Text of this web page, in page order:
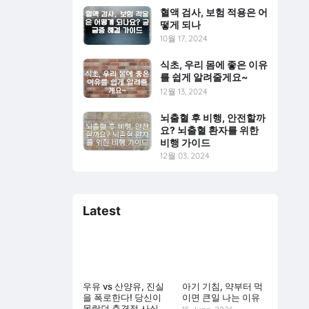
혈액 검사, 보험 적용은 어
떻게 되나
10월 17, 2024
식초, 우리 몸에 좋은 이유
를 쉽게 알려줄게요~
12월 13, 2024
뇌출혈 후 비행, 안전할까
요? 뇌출혈 환자를 위한
비행 가이드
12월 03, 2024
Latest
우유 vs 산양유, 진실
을 폭로한다! 당신이
아기 기침, 약부터 먹
이면 큰일 나는 이유